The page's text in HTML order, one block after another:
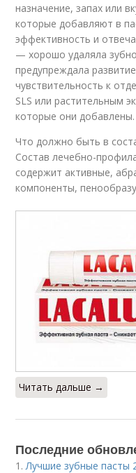
назначение, запах или
которые добавляют в
эффективность и
— хорошо удаляла
предупреждала
чувствительность к
SLS или растительным
которые они добавлены.
Что должно быть в
Состав лечебно-
содержит активные,
компоненты,
Читать дальше →
Последние
1. Лучшие зубные пасты